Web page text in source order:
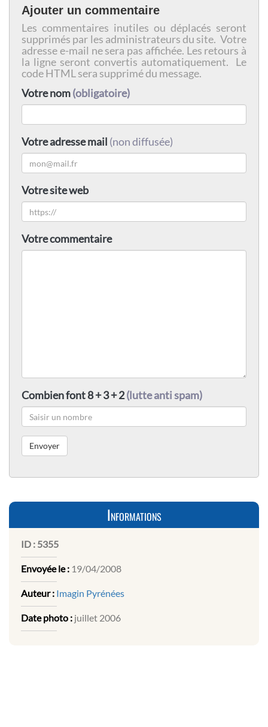
Ajouter un commentaire
Les commentaires inutiles ou déplacés seront
supprimés par les administrateurs du site. Votre
adresse e-mail ne sera pas affichée. Les retours à
la ligne seront convertis automatiquement. Le
code HTML sera supprimé du message.
Votre nom(obligatoire)
Votre adresse mail (non diffusée)
Votre site web
Votre commentaire
Combien font 8 + 3 + 2(lutte anti spam)
Informations
ID : 5355
Envoyée le : 19/04/2008
Auteur : Imagin Pyrénées
Date photo : juillet 2006